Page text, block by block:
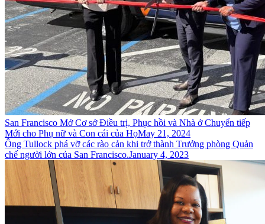
San Francisco Mở Cơ sở Điều trị, Phục hồi và Nhà ở Chuyển tiếp
Mới cho Phụ nữ và Con cái của HọMay 21, 2024
Ông Tullock phá vỡ các rào cản khi trở thành Trưởng phòng Quản
chế người lớn của San Francisco.January 4, 2023